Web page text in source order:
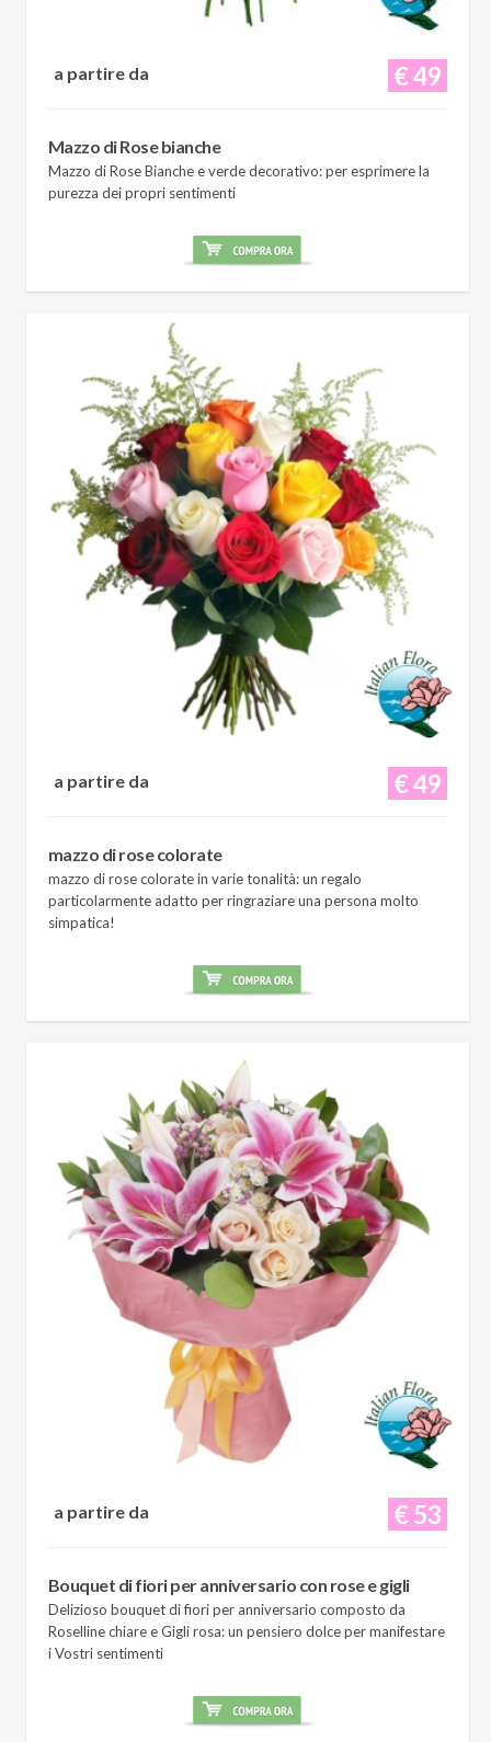
€ 49
a partire da
Mazzo di Rose bianche
Mazzo di Rose Bianche e verde decorativo: per esprimere la
purezza dei propri sentimenti
€ 49
a partire da
mazzo di rose colorate
mazzo di rose colorate in varie tonalità: un regalo
particolarmente adatto per ringraziare una persona molto
simpatica!
€ 53
a partire da
Bouquet di fiori per anniversario con rose e gigli
Delizioso bouquet di fiori per anniversario composto da
Roselline chiare e Gigli rosa: un pensiero dolce per manifestare
i Vostri sentimenti